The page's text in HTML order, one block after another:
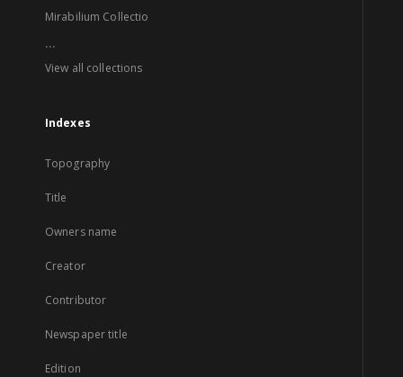
Mirabilium Collectio
...
View all collections
Indexes
Topography
Title
Owners name
Creator
Contributor
Newspaper title
Edition